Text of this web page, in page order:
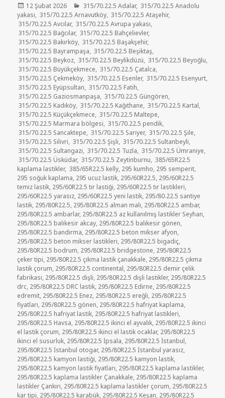
Yayın
tarihi
12 Şubat 2026 Kategoriler
315/70.22.5 Adalar, 315/70.22.5 Anadolu
yakası, 315/70.22.5 Arnavutköy, 315/70.22.5 Ataşehir,
315/70.22.5 Avcılar, 315/70.22.5 Avrupa yakası,
315/70.22.5 Bağcılar, 315/70.22.5 Bahçelievler,
315/70.22.5 Bakırköy, 315/70.22.5 Başakşehir,
315/70.22.5 Bayrampaşa, 315/70.22.5 Beşiktaş,
315/70.22.5 Beykoz, 315/70.22.5 Beylikdüzü, 315/70.22.5 Beyoğlu,
315/70.22.5 Büyükçekmece, 315/70.22.5 Çatalca,
315/70.22.5 Çekmeköy, 315/70.22.5 Esenler, 315/70.22.5 Esenyurt,
315/70.22.5 Eyüpsultan, 315/70.22.5 Fatih,
315/70.22.5 Gaziosmanpaşa, 315/70.22.5 Güngören,
315/70.22.5 Kadıköy, 315/70.22.5 Kağıthane, 315/70.22.5 Kartal,
315/70.22.5 Küçükçekmece, 315/70.22.5 Maltepe,
315/70.22.5 Marmara bölgesi, 315/70.22.5 pendik,
315/70.22.5 Sancaktepe, 315/70.22.5 Sarıyer, 315/70.22.5 Şile,
315/70.22.5 Silivri, 315/70.22.5 Şişli, 315/70.22.5 Sultanbeyli,
315/70.22.5 Sultangazi, 315/70.22.5 Tuzla, 315/70.22.5 Ümraniye,
315/70.22.5 Üsküdar, 315/70.22.5 Zeytinburnu, 385/65R22.5
kaplama lastikler, 385/65R22.5 kelly, 295 kumho, 295 semperit,
295 soğuk kaplama, 295 ucuz lastik, 295/60R22.5, 295/60R22.5
temiz lastik, 295/60R22.5 tır lastiği, 295/60R22.5 tır lastikleri,
295/60R22.5 yarasız, 295/60R22.5 yeni lastik, 295/80.22.5 santiye
lastik, 295/80R22.5, 295/80R22.5 alman malı, 295/80R22.5 ambar,
295/80R22.5 ambarlar, 295/80R22.5 az kullanılmış lastikler Seyhan,
295/80R22.5 balıkesir akcay, 295/80R22.5 balıkesir gönen,
295/80R22.5 bandırma, 295/80R22.5 beton mikser afyon,
295/80R22.5 beton mikser lastikleri, 295/80R22.5 bigadiç,
295/80R22.5 bodrum, 295/80R22.5 bridgestone, 295/80R22.5
çeker tipi, 295/80R22.5 çıkma lastik çanakkale, 295/80R22.5 çıkma
lastik çorum, 295/80R22.5 continental, 295/80R22.5 demir çelik
fabrikası, 295/80R22.5 dişli, 295/80R22.5 dişli lastikler, 295/80R22.5
drc, 295/80R22.5 DRC lastik, 295/80R22.5 Edirne, 295/80R22.5
edremit, 295/80R22.5 Enez, 295/80R22.5 ereğli, 295/80R22.5
fiyatları, 295/80R22.5 gönen, 295/80R22.5 hafriyat kaplama,
295/80R22.5 hafriyat lastik, 295/80R22.5 hafriyat lastikleri,
295/80R22.5 Havsa, 295/80R22.5 ikinci el ayvalık, 295/80R22.5 ikinci
el lastik çorum, 295/80R22.5 ikinci el lastik ocaklar, 295/80R22.5
ikinci el susurluk, 295/80R22.5 İpsala, 295/80R22.5 İstanbul,
295/80R22.5 İstanbul otogar, 295/80R22.5 İstanbul yarasız,
295/80R22.5 kamyon lastiği, 295/80R22.5 kamyon lastik,
295/80R22.5 kamyon lastik fiyatları, 295/80R22.5 kaplama lastikler,
295/80R22.5 kaplama lastikler Çanakkale, 295/80R22.5 kaplama
lastikler Çankırı, 295/80R22.5 kaplama lastikler çorum, 295/80R22.5
kar tipi, 295/80R22.5 karabük, 295/80R22.5 Keşan, 295/80R22.5